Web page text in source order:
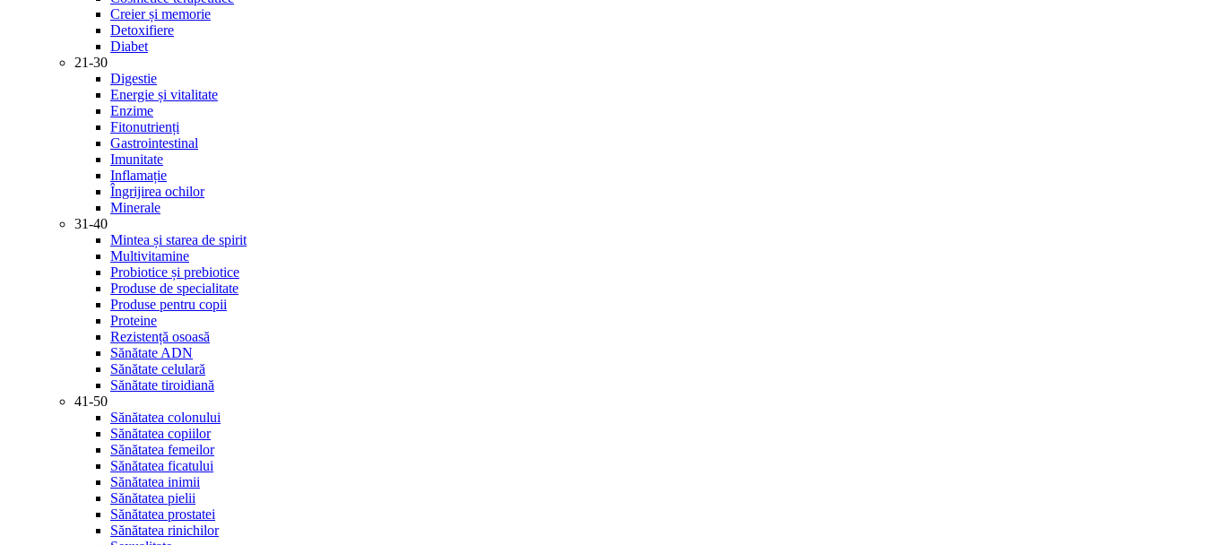
Creier și memorie
Detoxifiere
Diabet
21-30
Digestie
Energie și vitalitate
Enzime
Fitonutrienți
Gastrointestinal
Imunitate
Inflamație
Îngrijirea ochilor
Minerale
31-40
Mintea și starea de spirit
Multivitamine
Probiotice și prebiotice
Produse de specialitate
Produse pentru copii
Proteine
Rezistență osoasă
Sănătate ADN
Sănătate celulară
Sănătate tiroidiană
41-50
Sănătatea colonului
Sănătatea copiilor
Sănătatea femeilor
Sănătatea ficatului
Sănătatea inimii
Sănătatea pielii
Sănătatea prostatei
Sănătatea rinichilor